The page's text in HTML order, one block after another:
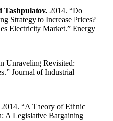
Tashpulatov. 2014. “Do
Strategy to Increase Prices?
Electricity Market.” Energy
Unraveling Revisited:
Journal of Industrial
2014. “A Theory of Ethnic
A Legislative Bargaining